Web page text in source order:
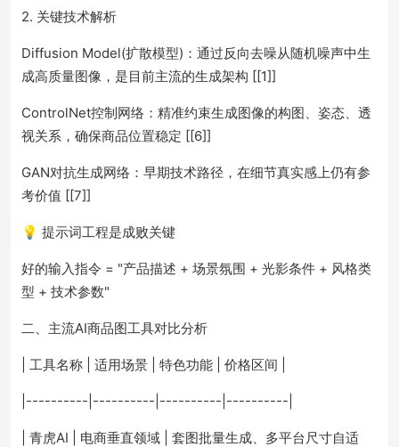
2. 关键技术解析
Diffusion Model(扩散模型)：通过反向去噪从随机噪声中生
成高质量图像，是目前主流的生成架构 [[1]]
ControlNet控制网络：精准约束生成图像的构图、姿态、透
视关系，确保商品位置稳定 [[6]]
GAN对抗生成网络：早期技术路径，在细节真实感上仍有参
考价值 [[7]]
💡 提示词工程是成败关键
好的输入指令 = "产品描述 + 场景氛围 + 光影条件 + 风格类
型 + 技术参数"
二、主流AI商品图工具对比分析
| 工具名称 | 适用场景 | 特色功能 | 价格区间 |
|----------|----------|----------|----------|
| 青虎AI | 电商垂直领域 | 套图批量生成、多平台尺寸自适